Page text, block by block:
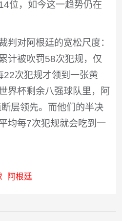
位，如今这一趋势仍在
判对阿根廷的宽松尺度：
计被吹罚58次犯规，仅
22次犯规才领到一张黄
界杯剩余八强球队里，阿
层领先。而他们的半决
均每7次犯规就会吃到一
阿根廷